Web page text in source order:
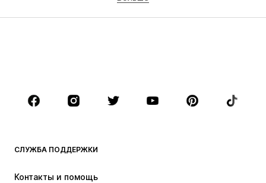
Аксессуары
Премиум
НОВИНКИ
СЛУЖБА ПОДДЕРЖКИ
Контакты и помощь